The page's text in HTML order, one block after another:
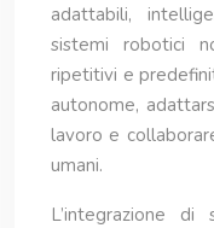
adattabili,
sistemi robotici
ripetitivi e
autonome,
lavoro e
umani.
L’integrazione